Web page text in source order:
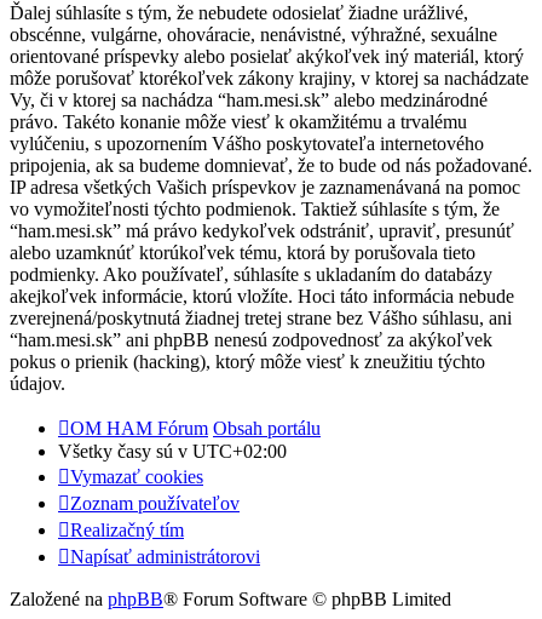
Ďalej súhlasíte s tým, že nebudete odosielať žiadne urážlivé,
obscénne, vulgárne, ohováracie, nenávistné, výhražné, sexuálne
orientované príspevky alebo posielať akýkoľvek iný materiál, ktorý
môže porušovať ktorékoľvek zákony krajiny, v ktorej sa nachádzate
Vy, či v ktorej sa nachádza “ham.mesi.sk” alebo medzinárodné
právo. Takéto konanie môže viesť k okamžitému a trvalému
vylúčeniu, s upozornením Vášho poskytovateľa internetového
pripojenia, ak sa budeme domnievať, že to bude od nás požadované.
IP adresa všetkých Vašich príspevkov je zaznamenávaná na pomoc
vo vymožiteľnosti týchto podmienok. Taktiež súhlasíte s tým, že
“ham.mesi.sk” má právo kedykoľvek odstrániť, upraviť, presunúť
alebo uzamknúť ktorúkoľvek tému, ktorá by porušovala tieto
podmienky. Ako používateľ, súhlasíte s ukladaním do databázy
akejkoľvek informácie, ktorú vložíte. Hoci táto informácia nebude
zverejnená/poskytnutá žiadnej tretej strane bez Vášho súhlasu, ani
“ham.mesi.sk” ani phpBB nenesú zodpovednosť za akýkoľvek
pokus o prienik (hacking), ktorý môže viesť k zneužitiu týchto
údajov.
OM HAM Fórum Obsah portálu
Všetky časy sú v UTC+02:00
Vymazať cookies
Zoznam používateľov
Realizačný tím
Napísať administrátorovi
Založené na phpBB® Forum Software © phpBB Limited